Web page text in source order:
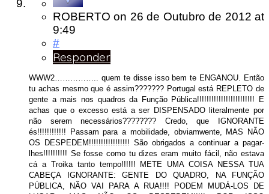
ROBERTO on 26 de Outubro de 2012at
9:49
#
Responder
WWW2…………….. quem te disse isso bem te ENGANOU. Então
tu achas mesmo que é assim??????? Portugal está REPLETO de
gente a mais nos quadros da Função Pública!!!!!!!!!!!!!!!!!!!!!!!! E
achas que o excesso está a ser DISPENSADO literalmente por
não serem necessários???????? Credo, que IGNORANTE
és!!!!!!!!!!!! Passam para a mobilidade, obviamwente, MAS NÃO
OS DESPEDEM!!!!!!!!!!!!!!!!! São obrigados a continuar a pagar-
lhes!!!!!!!!!! Se fosse como tu dizes eram muito fácil, não estava
cá a Troika tanto tempo!!!!!! METE UMA COISA NESSA TUA
CABEÇA IGNORANTE: GENTE DO QUADRO, NA FUNÇÃO
PÚBLICA, NÃO VAI PARA A RUA!!!! PODEM MUDÁ-LOS DE